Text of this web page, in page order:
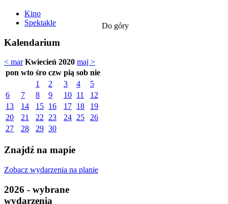
Kino
Spektakle
Kalendarium
< mar Kwiecień 2020 maj >
pon wto śro czw pią sob nie
1
2 3 4
5
6
7 8 9 10 11
12
13
14 15 16 17 18
19
20
21 22 23 24 25
26
27
28 29 30
Znajdź na mapie
Zobacz wydarzenia na planie
2026 - wybrane
wydarzenia
Do góry